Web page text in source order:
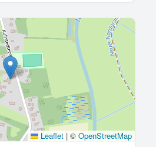
Leaflet |© OpenStreetMap